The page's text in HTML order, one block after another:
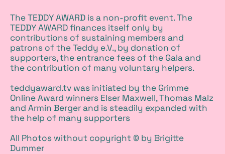
TALKS & EVENTS
The TEDDY AWARD is a non-profit event. The
TEDDY AWARD finances itself only by
contributions of sustaining members and
patrons of the Teddy e.V., by donation of
supporters, the entrance fees of the Gala and
the contribution of many voluntary helpers.
teddyaward.tv was initiated by the Grimme
Online Award winners Elser Maxwell, Thomas Malz
and Armin Berger and is steadily expanded with
the help of many supporters
All Photos without copyright © by Brigitte
Dummer